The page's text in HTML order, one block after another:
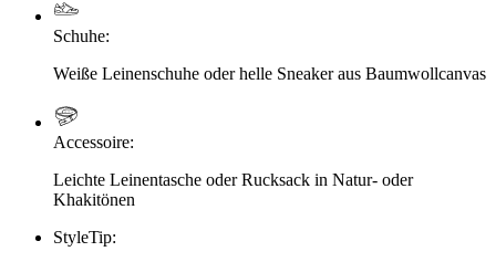
Schuhe:
Weiße Leinenschuhe oder helle Sneaker aus Baumwollcanvas
Accessoire:
Leichte Leinentasche oder Rucksack in Natur- oder
Khakitönen
StyleTip: